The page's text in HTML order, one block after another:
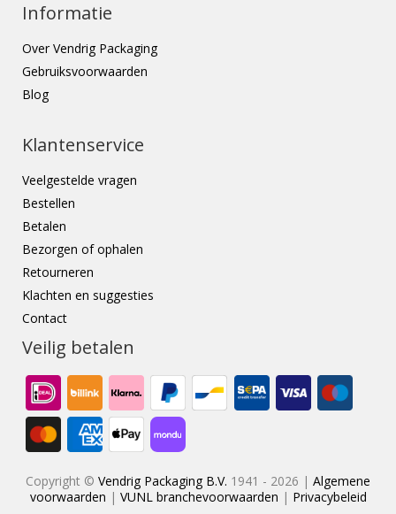
Informatie
Over Vendrig Packaging
Gebruiksvoorwaarden
Blog
Klantenservice
Veelgestelde vragen
Bestellen
Betalen
Bezorgen of ophalen
Retourneren
Klachten en suggesties
Contact
Veilig betalen
Copyright © Vendrig Packaging B.V. 1941 - 2026 | Algemene
voorwaarden | VUNL branchevoorwaarden | Privacybeleid